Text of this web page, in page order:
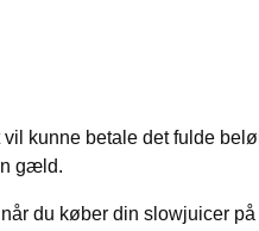
kunne betale det fulde
gæld.
du køber din slowjuicer